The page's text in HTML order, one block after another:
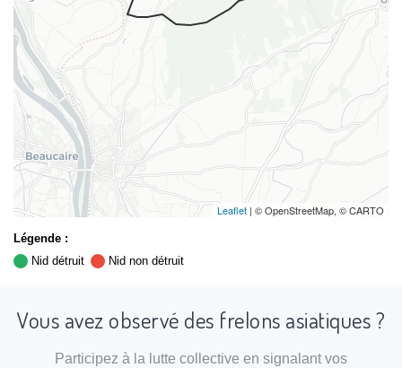
Leaflet | © OpenStreetMap, © CARTO
Légende :
Nid détruit
Nid non détruit
Vous avez observé des frelons asiatiques ?
Participez à la lutte collective en signalant vos